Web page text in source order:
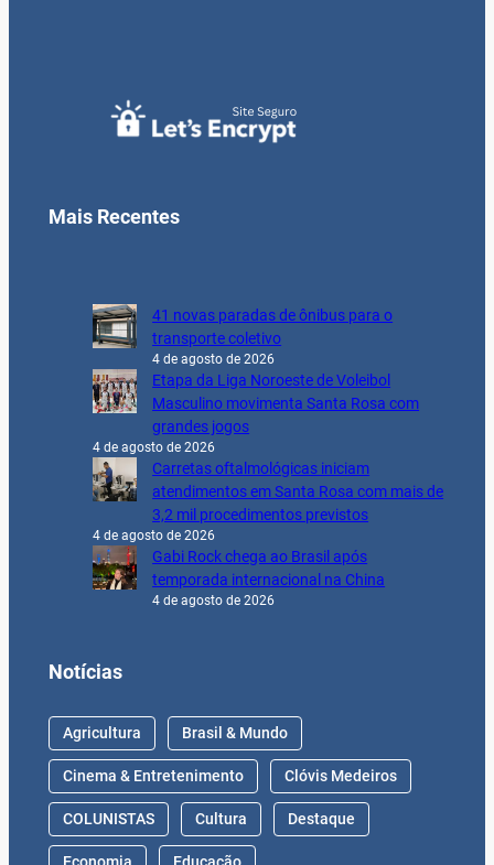
Mais Recentes
41 novas paradas de ônibus para o
transporte coletivo
4 de agosto de 2026
Etapa da Liga Noroeste de Voleibol
Masculino movimenta Santa Rosa com
grandes jogos
4 de agosto de 2026
Carretas oftalmológicas iniciam
atendimentos em Santa Rosa com mais de
3,2 mil procedimentos previstos
4 de agosto de 2026
Gabi Rock chega ao Brasil após
temporada internacional na China
4 de agosto de 2026
Notícias
Agricultura Brasil & Mundo
Cinema & Entretenimento Clóvis Medeiros
COLUNISTAS Cultura Destaque
Economia Educação